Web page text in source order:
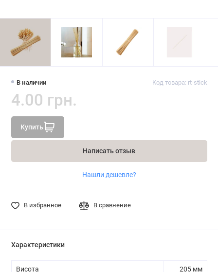
В наличии Код товара: rt-stick
4.00 грн.
Купить
Написать отзыв
Нашли дешевле?
В избранное В сравнение
Характеристики
Висота 205 мм